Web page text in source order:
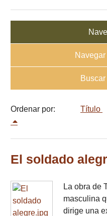
Ordenar por: Título
El soldado
La obra de
masculina
dirige una